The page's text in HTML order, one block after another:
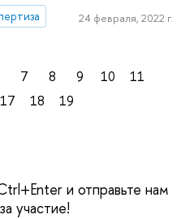
24 февраля, 2022 г.
7 8 9 10
11
17 18 19
и отправьте нам
участие!